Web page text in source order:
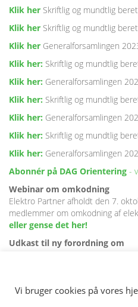
Klik her Skriftlig og mundtlig
Klik her Skriftlig og mundtlig
Klik her Generalforsamlingen
Klik her: Skriftlig og mundtlig
Klik her: Generalforsamlingen
Klik her: Skriftlig og mundtlig
Klik her: Generalforsamlingen
Klik her: Skriftlig og mundtlig
Klik her: Generalforsamlingen
Abonnér på DAG Orientering -
Webinar om omkodning
Elektro Partner afholdt den 7.
medlemmer om omkodning af
eller gense det her!
Udkast til ny forordning om
det nu 23 år gamle
Vi bruger cookies på vores